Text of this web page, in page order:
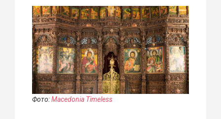
Фото:Macedonia Timeless